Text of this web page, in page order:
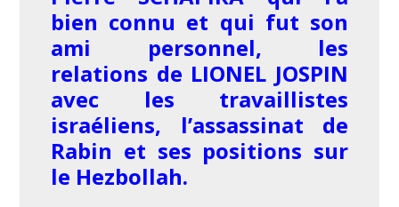
bien connu et qui fut son
ami personnel, les
relations de LIONEL JOSPIN
avec les travaillistes
israéliens, l’assassinat de
Rabin et ses positions sur
le Hezbollah.